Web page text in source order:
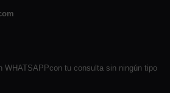
WHATSAPPcon tu consulta sin ningún tipo